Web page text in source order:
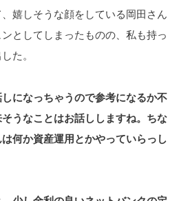
嬉しそうな顔をしている岡田さん
としてしまったものの、私も持っ
た。
しになっちゃうので参考になるか不
うなことはお話ししますね。ちな
何か資産運用とかやっていらっし